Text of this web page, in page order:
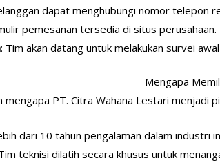
dapat menghubungi nomor telepon
pemesanan tersedia di situs perusahaan.
: Tim akan datang untuk melakukan survei
Mengapa
mengapa PT. Citra Wahana Lestari menjadi
dari 10 tahun pengalaman dalam industri
teknisi dilatih secara khusus untuk